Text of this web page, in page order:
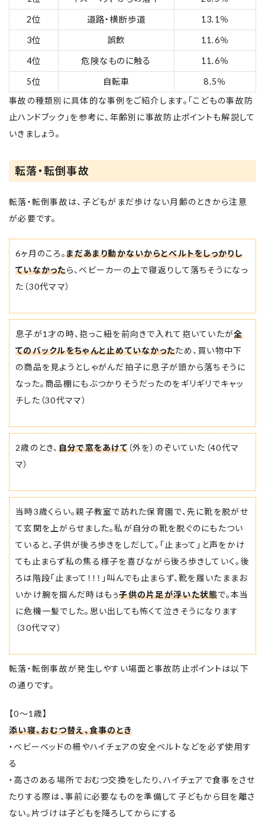
2位 道路・横断歩道 13.1％
3位 誤飲 11.6％
4位 危険なものに触る 11.6％
5位 自転車
8.5％
事故の種類別に具体的な事例をご紹介します。「こどもの事故防
止ハンドブック」を参考に、年齢別に事故防止ポイントも解説して
いきましょう。
転落・転倒事故
転落・転倒事故は、子どもがまだ歩けない月齢のときから注意
が必要です。
6ヶ月のころ。まだあまり動かないからとベルトをしっかりし
ていなかったら、ベビーカーの上で寝返りして落ちそうになっ
た（30代ママ）
息子が1才の時、抱っこ紐を前向きで入れて抱いていたが全
てのバックルをちゃんと止めていなかったため、買い物中下
の商品を見ようとしゃがんだ拍子に息子が頭から落ちそうに
なった。商品棚にもぶつかりそうだったのをギリギリでキャッ
チした（30代ママ）
2歳のとき、 自分で窓をあけて（外を）のぞいていた（40代マ
マ）
当時3歳くらい。親子教室で訪れた保育園で、先に靴を脱がせ
て玄関を上がらせました。私が自分の靴を脱ぐのにもたつい
ていると、子供が後ろ歩きをしだして。「止まって」と声をかけ
ても止まらず私の焦る様子を喜びながら後ろ歩きしていく。後
ろは階段「止まって！！！」叫んでも止まらず、靴を履いたままお
いかけ腕を掴んだ時はもぅ子供の片足が浮いた状態で。本当
に危機一髪でした。思い出しても怖くて泣きそうになります
（30代ママ）
転落・転倒事故が発生しやすい場面と事故防止ポイントは以下
の通りです。
【0～1歳】
添い寝、おむつ替え、食事のとき
・ベビーベッドの柵やハイチェアの安全ベルトなどを必ず使用す
る
・高さのある場所でおむつ交換をしたり、ハイチェアで食事をさせ
たりする際は、事前に必要なものを準備して子どもから目を離さ
ない。片づけは子どもを降ろしてからにする